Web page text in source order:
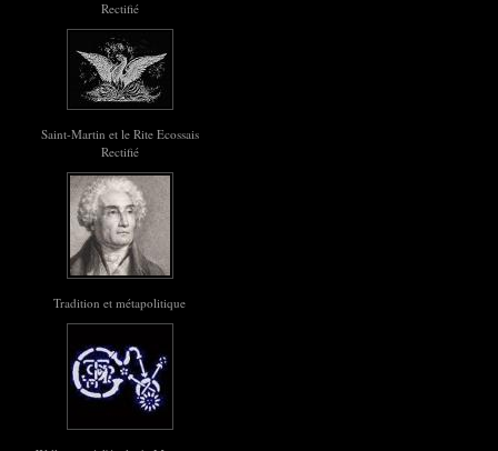
Rectifié
Saint-Martin et le Rite Ecossais
Rectifié
Tradition et métapolitique